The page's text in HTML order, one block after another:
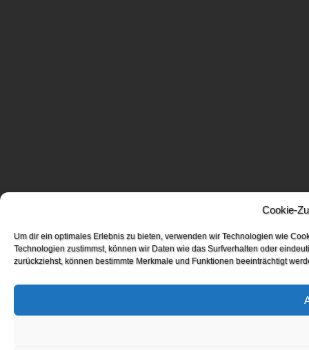
Cookie-
Um dir ein optimales Erlebnis zu bieten, verwenden wir Technologien wie
Technologien zustimmst, können wir Daten wie das Surfverhalten oder
zurückziehst, können bestimmte Merkmale und Funktionen beeinträchtigt